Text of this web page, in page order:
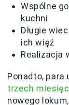
Wspólne
kuchni
Długie
ich więź
Realizacja
Ponadto, para
trzech
nowego